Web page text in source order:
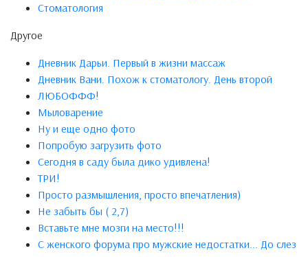
Стоматология
Другое
Дневник Дарьи. Первый в жизни массаж
Дневник Вани. Похож к стоматологу. День второй
ЛЮБОФФФ!
Мыловарение
Ну и еще одно фото
Попробую загрузить фото
Сегодня в саду была дико удивлена!
ТРИ!
Просто размышления, просто впечатления)
Не забыть бы ( 2,7)
Вставьте мне мозги на место!!!
С женского форума про мужские недостатки... До слез